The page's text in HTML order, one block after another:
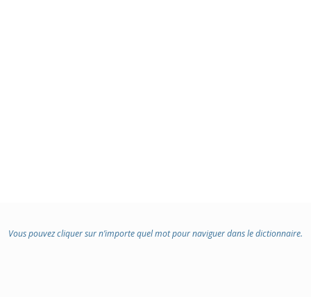
Vous pouvez cliquer sur n’importe quel mot pour naviguer dans le dictionnaire.